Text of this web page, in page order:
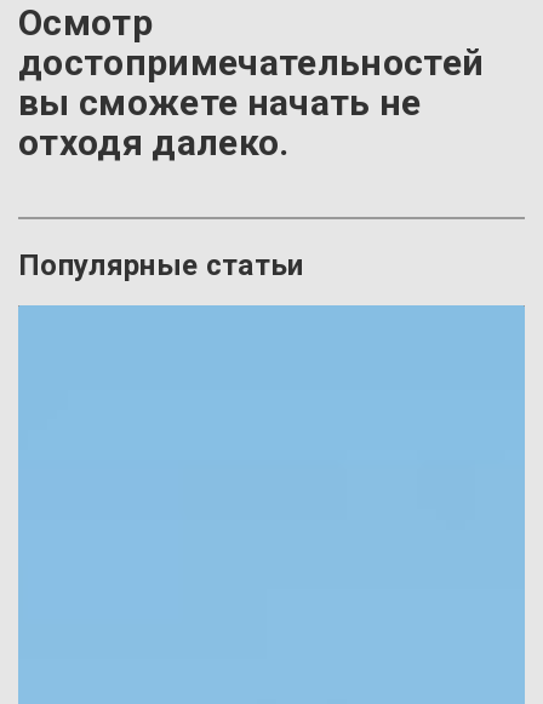
Осмотр
достопримечательностей
вы сможете начать не
отходя далеко.
Популярные статьи